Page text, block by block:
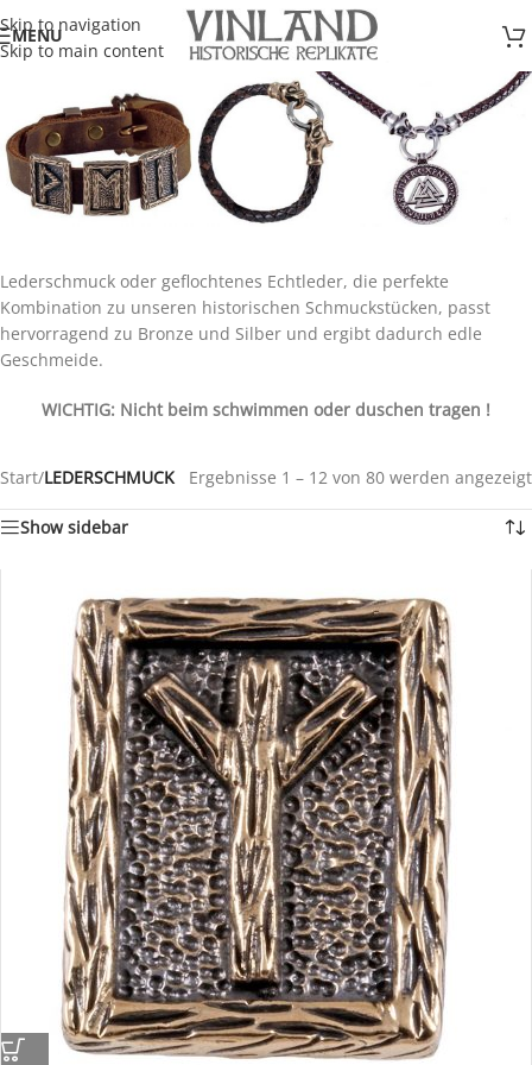
Skip to navigation
Skip to main content
MENU
Lederschmuck oder geflochtenes Echtleder, die perfekte
Kombination zu unseren historischen Schmuckstücken, passt
hervorragend zu Bronze und Silber und ergibt dadurch edle
Geschmeide.
WICHTIG: Nicht beim schwimmen oder duschen tragen !
Start/LEDERSCHMUCK Ergebnisse 1 – 12 von 80 werden angezeigt
Show sidebar